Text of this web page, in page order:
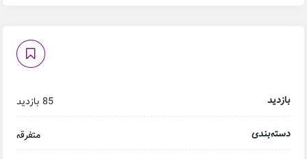
بازدید 85 بازدید
دسته‌بندی متفرقه